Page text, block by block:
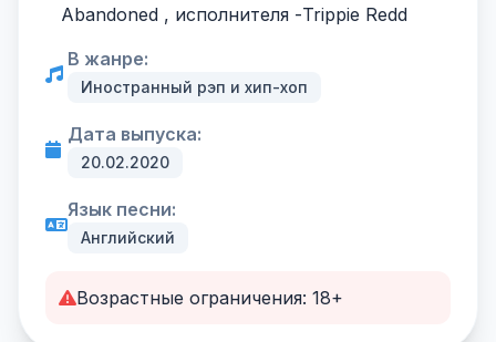
Abandoned , исполнителя -Trippie Redd
В жанре:
Иностранный рэп и хип-хоп
Дата выпуска:
20.02.2020
Язык песни:
Английский
Возрастные ограничения: 18+